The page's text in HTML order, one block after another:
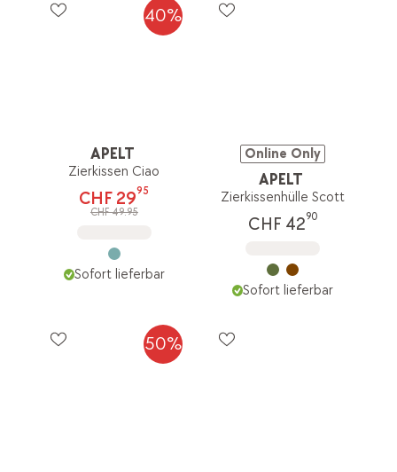
40%
APELT
Zierkissen Ciao
CHF 2995
CHF 49.95
Sofort lieferbar
Online Only
APELT
Zierkissenhülle Scott
CHF 4290
Sofort lieferbar
50%